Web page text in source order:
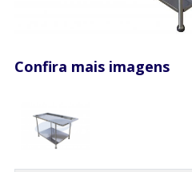
Confira mais imagens